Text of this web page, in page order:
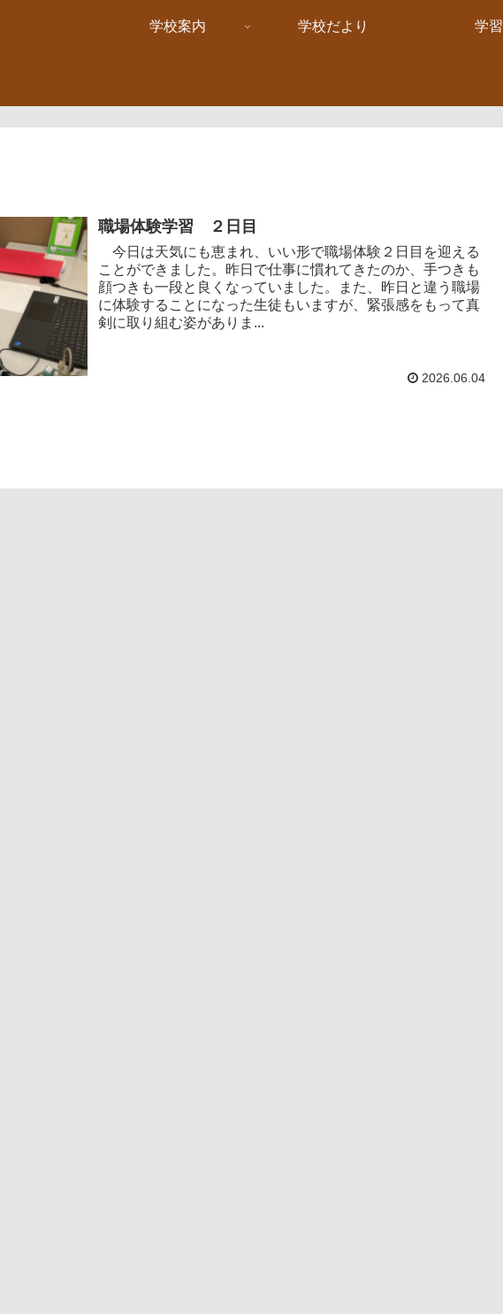
学校案内 学校だより 学習
職場体験学習 ２日目
今日は天気にも恵まれ、いい形で職場体験２日目を迎える
ことができました。昨日で仕事に慣れてきたのか、手つきも
顔つきも一段と良くなっていました。また、昨日と違う職場
に体験することになった生徒もいますが、緊張感をもって真
剣に取り組む姿がありま...
2026.06.04